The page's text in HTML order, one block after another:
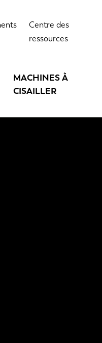
Centre des
ressources
MACHINES À
CISAILLER